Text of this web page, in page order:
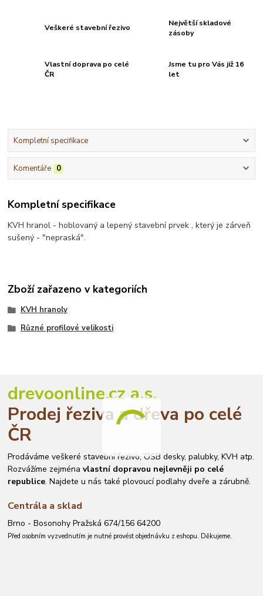
Veškeré stavební řezivo
Největší skladové
zásoby
Vlastní doprava po celé
ČR
Jsme tu pro Vás již 16
let
Kompletní specifikace
Komentáře 0
Kompletní specifikace
KVH hranol - hoblovaný a lepený stavební prvek , který je zárveň
sušený - "nepraská".
Zboží zařazeno v kategoriích
KVH hranoly
Různé profilové velikosti
drevoonline.cz a.s.
Prodej řeziva a dřeva po celé
ČR
Prodáváme veškeré stavební řezivo, OSB desky, palubky, KVH atp.
Rozvážíme zejménavlastní dopravou nejlevněji po celé
republice. Najdete u nás také plovoucí podlahy dveře a zárubně.
Centrála a sklad
Brno - Bosonohy Pražská 674/156 64200
Před osobním vyzvednutím je nutné provést objednávku z eshopu. Děkujeme.